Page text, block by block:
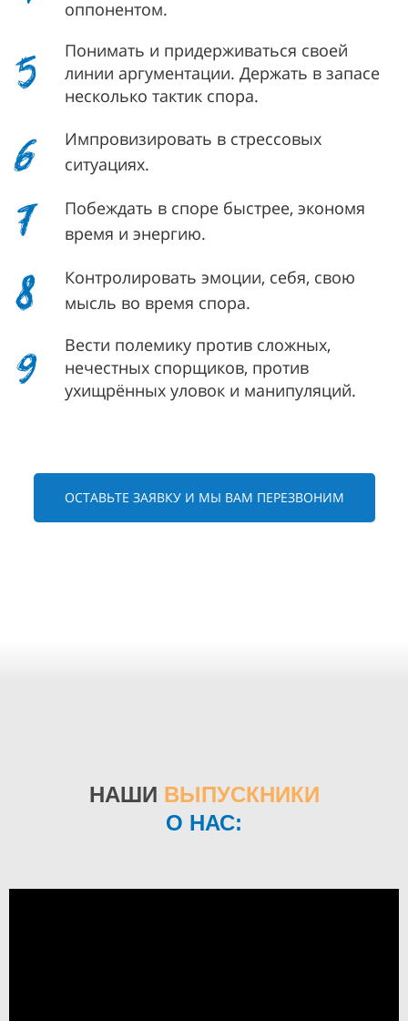
оппонентом.
5
Понимать и придерживаться своей
линии аргументации. Держать в запасе
несколько тактик спора.
6
Импровизировать в стрессовых
ситуациях.
7
Побеждать в споре быстрее, экономя
время и энергию.
8
Контролировать эмоции, себя, свою
мысль во время спора.
9
Вести полемику против сложных,
нечестных спорщиков, против
ухищрённых уловок и манипуляций.
ОСТАВЬТЕ ЗАЯВКУ И МЫ ВАМ ПЕРЕЗВОНИМ
НАШИ ВЫПУСКНИКИ
О НАС: